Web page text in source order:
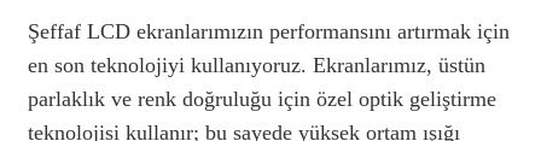
Şeffaf LCD ekranlarımızın performansını artırmak için
en son teknolojiyi kullanıyoruz. Ekranlarımız, üstün
parlaklık ve renk doğruluğu için özel optik geliştirme
teknolojisi kullanır; bu sayede yüksek ortam ışığı